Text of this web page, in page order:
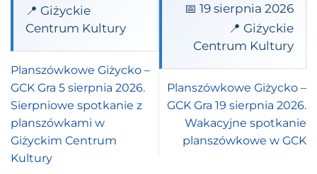
📍 Giżyckie
Centrum Kultury
Planszówkowe Giżycko –
GCK Gra 5 sierpnia 2026.
Sierpniowe spotkanie z
planszówkami w
Giżyckim Centrum
Kultury
📅 19 sierpnia 2026
📍 Giżyckie
Centrum Kultury
Planszówkowe Giżycko –
GCK Gra 19 sierpnia 2026.
Wakacyjne spotkanie
planszówkowe w GCK